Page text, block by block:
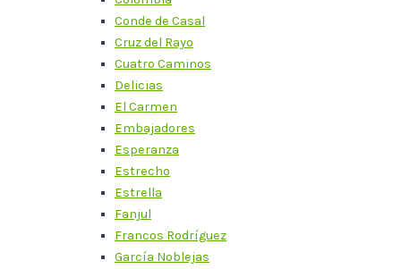
Conde de Casal
Cruz del Rayo
Cuatro Caminos
Delicias
El Carmen
Embajadores
Esperanza
Estrecho
Estrella
Fanjul
Francos Rodríguez
García Noblejas